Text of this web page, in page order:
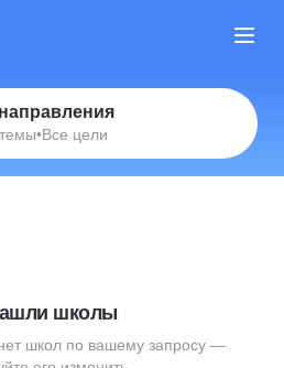
•Все цели
школы
школ по вашему запросу —